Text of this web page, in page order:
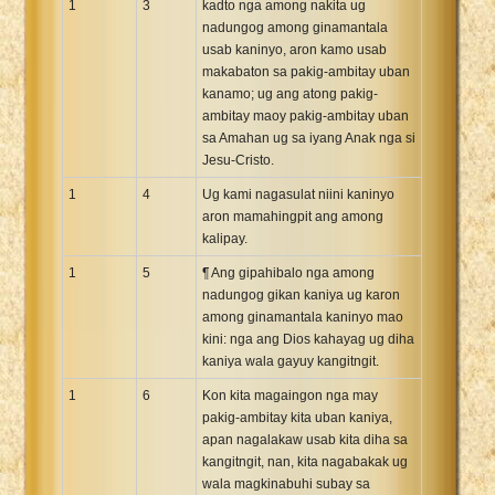
1 3
kadto nga among nakita ug
nadungog among ginamantala
usab kaninyo, aron kamo usab
makabaton sa pakig-ambitay uban
kanamo; ug ang atong pakig-
ambitay maoy pakig-ambitay uban
sa Amahan ug sa iyang Anak nga si
Jesu-Cristo.
1 4
Ug kami nagasulat niini kaninyo
aron mamahingpit ang among
kalipay.
1 5
¶ Ang gipahibalo nga among
nadungog gikan kaniya ug karon
among ginamantala kaninyo mao
kini: nga ang Dios kahayag ug diha
kaniya wala gayuy kangitngit.
1 6
Kon kita magaingon nga may
pakig-ambitay kita uban kaniya,
apan nagalakaw usab kita diha sa
kangitngit, nan, kita nagabakak ug
wala magkinabuhi subay sa